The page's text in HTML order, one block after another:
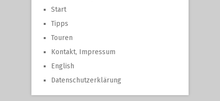
Start
Tipps
Touren
Kontakt, Impressum
English
Datenschutzerklärung